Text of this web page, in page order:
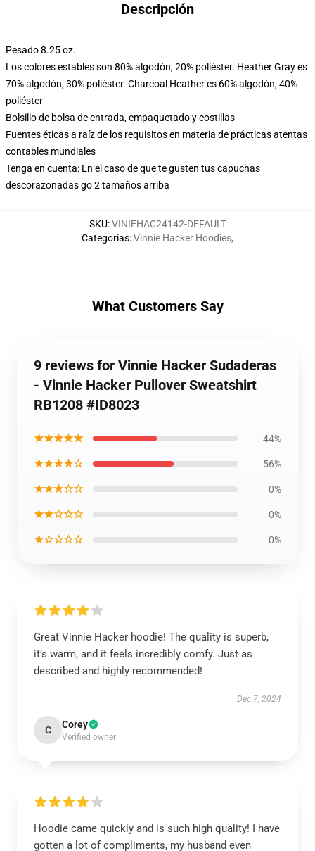
Descripción
Pesado 8.25 oz.
Los colores estables son 80% algodón, 20% poliéster. Heather Gray es
70% algodón, 30% poliéster. Charcoal Heather es 60% algodón, 40%
poliéster
Bolsillo de bolsa de entrada, empaquetado y costillas
Fuentes éticas a raíz de los requisitos en materia de prácticas atentas
contables mundiales
Tenga en cuenta: En el caso de que te gusten tus capuchas
descorazonadas go 2 tamaños arriba
SKU:VINIEHAC24142-DEFAULT
Categorías:Vinnie Hacker Hoodies,
What Customers Say
9 reviews for Vinnie Hacker Sudaderas
- Vinnie Hacker Pullover Sweatshirt
RB1208 #ID8023
★★★★★ 44%
★★★★☆ 56%
★★★☆☆ 0%
★★☆☆☆ 0%
★☆☆☆☆ 0%
Great Vinnie Hacker hoodie! The quality is superb,
it’s warm, and it feels incredibly comfy. Just as
described and highly recommended!
Dec 7, 2024
C Corey
Verified owner
Hoodie came quickly and is such high quality! I have
gotten a lot of compliments, my husband even